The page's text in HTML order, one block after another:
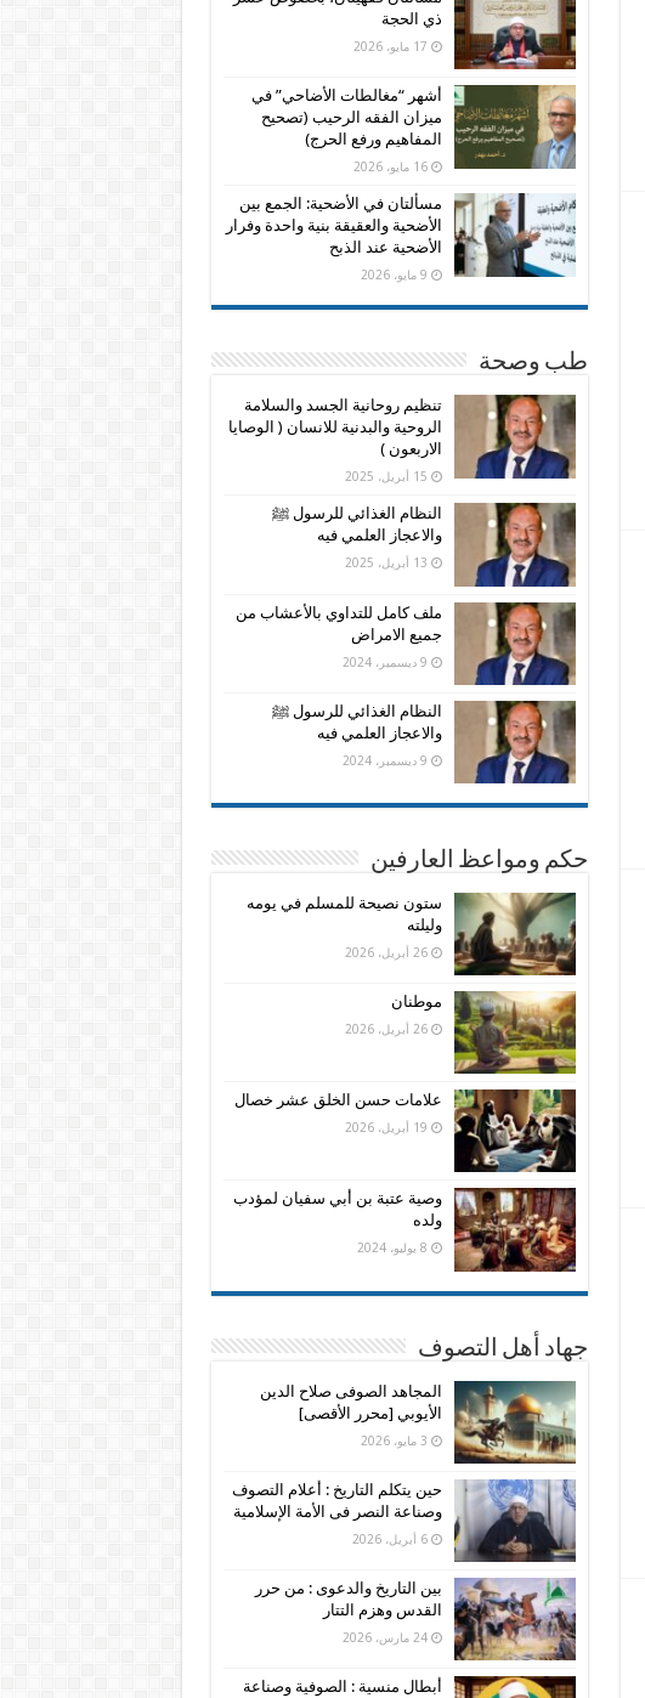
ذي الحجة
17 مايو، 2026
أشهر “مغالطات الأضاحي” في
ميزان الفقه الرحيب (تصحيح
المفاهيم ورفع الحرج)
16 مايو، 2026
مسألتان في الأضحية: الجمع بين
الأضحية والعقيقة بنية واحدة وفرار
الأضحية عند الذبح
9 مايو، 2026
طب وصحة
تنظيم روحانية الجسد والسلامة
الروحية والبدنية للانسان ( الوصايا
الاربعون )
15 أبريل، 2025
النظام الغذائي للرسول ﷺ
والاعجاز العلمي فيه
13 أبريل، 2025
ملف كامل للتداوي بالأعشاب من
جميع الامراض
9 ديسمبر، 2024
النظام الغذائي للرسول ﷺ
والاعجاز العلمي فيه
9 ديسمبر، 2024
حكم ومواعظ العارفين
ستون نصيحة للمسلم في يومه
وليلته
26 أبريل، 2026
موطنان
26 أبريل، 2026
علامات حسن الخلق عشر خصال
19 أبريل، 2026
وصية عتبة بن أبي سفيان لمؤدب
ولده
8 يوليو، 2024
جهاد أهل التصوف
المجاهد الصوفى صلاح الدين
الأيوبي [محرر الأقصى]
3 مايو، 2026
حين يتكلم التاريخ : أعلام التصوف
وصناعة النصر فى الأمة الإسلامية
6 أبريل، 2026
بين التاريخ والدعوى : من حرر
القدس وهزم التتار
24 مارس، 2026
أبطال منسية : الصوفية وصناعة